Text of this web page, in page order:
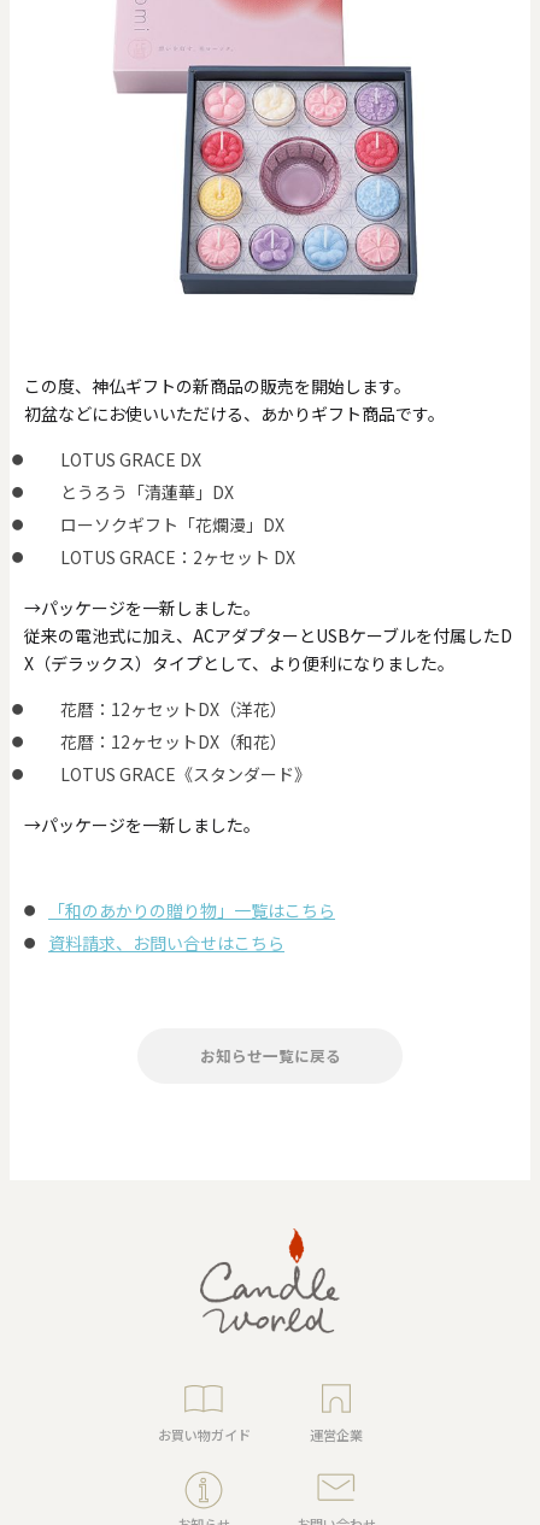
この度、神仏ギフトの新商品の販売を開始します。
初盆などにお使いいただける、あかりギフト商品です。
LOTUS GRACE DX
とうろう「清蓮華」DX
ローソクギフト「花爛漫」DX
LOTUS GRACE：2ヶセット DX
→パッケージを一新しました。
従来の電池式に加え、ACアダプターとUSBケーブルを付属したD
X（デラックス）タイプとして、より便利になりました。
花暦：12ヶセットDX（洋花）
花暦：12ヶセットDX（和花）
LOTUS GRACE《スタンダード》
→パッケージを一新しました。
「和のあかりの贈り物」一覧はこちら
資料請求、お問い合せはこちら
お知らせ一覧に戻る
お買い物ガイド 運営企業